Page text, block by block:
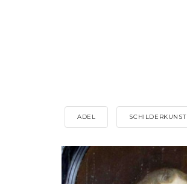
ADEL SCHILDERKUNST